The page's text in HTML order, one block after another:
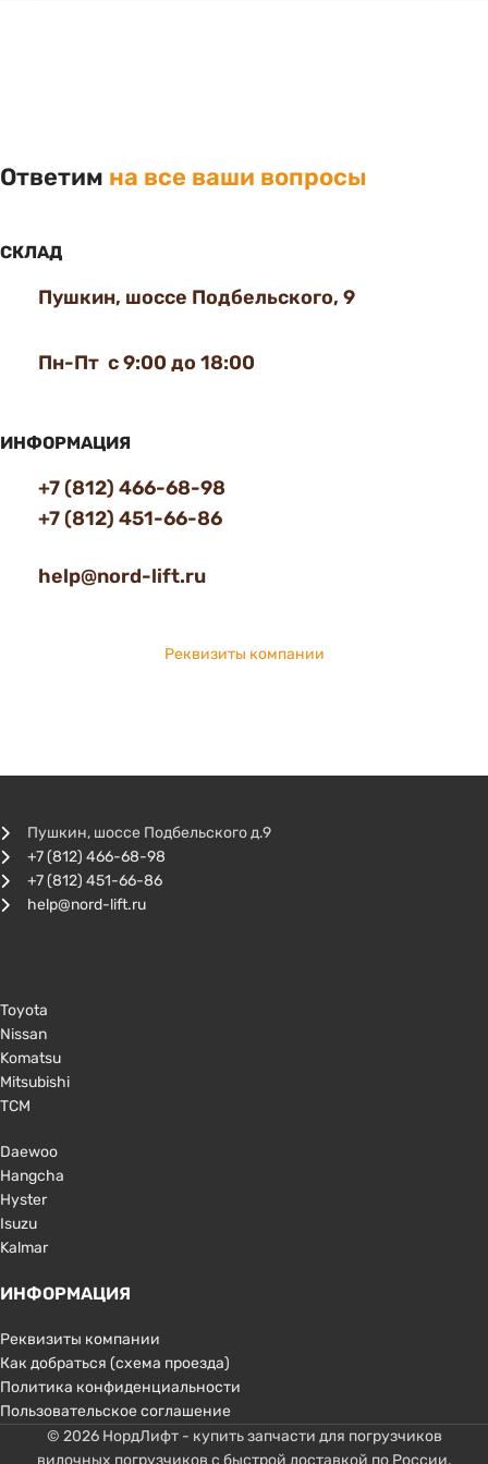
Ответим на все ваши вопросы
СКЛАД
Пушкин, шоссе Подбельского, 9
Пн-Пт с 9:00 до 18:00
ИНФОРМАЦИЯ
+7 (812) 466-68-98
+7 (812) 451-66-86
help@nord-lift.ru
Реквизиты компании
Пушкин, шоссе Подбельского д.9
+7 (812) 466-68-98
+7 (812) 451-66-86
help@nord-lift.ru
Toyota
Nissan
Komatsu
Mitsubishi
TCM
Daewoo
Hangcha
Hyster
Isuzu
Kalmar
ИНФОРМАЦИЯ
Реквизиты компании
Как добраться (схема проезда)
Политика конфиденциальности
Пользовательское соглашение
© 2026 НордЛифт - купить запчасти для погрузчиков